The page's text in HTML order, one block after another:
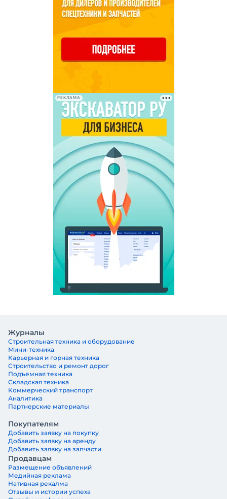
РЕКЛАМА
Журналы
Строительная техника и оборудование
Мини-техника
Карьерная и горная техника
Строительство и ремонт дорог
Подъемная техника
Складская техника
Коммерческий транспорт
Аналитика
Партнерские материалы
Покупателям
Добавить заявку на покупку
Добавить заявку на аренду
Добавить заявку на запчасти
Продавцам
Размещение объявлений
Медийная реклама
Нативная рекалма
Отзывы и истории успеха